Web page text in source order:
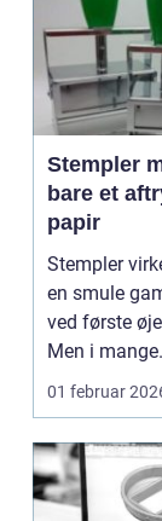
Stempler mere end
bare et
papir
Stempler
en smule
ved første
Men i mange
virksomheder og
01 februar